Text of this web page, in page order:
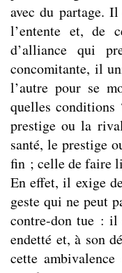
avec du partage.
l’entente et, de
d’alliance qui
concomitante, il
l’autre pour se
quelles
prestige ou la
santé, le prestige
fin ; celle de faire
En effet, il exige
geste qui ne peut
contre-don tue : il
endetté et, à son
cette